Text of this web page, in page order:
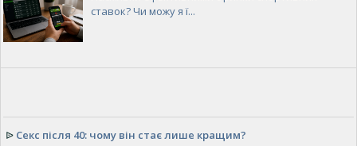
ставок? Чи можу я ї...
ᐉ Секс після 40: чому він стає лише кращим?